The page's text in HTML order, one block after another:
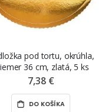
pod tortu, okrúhla,
36 cm, zlatá, 5 ks
7,38 €
DO KOŠÍKA